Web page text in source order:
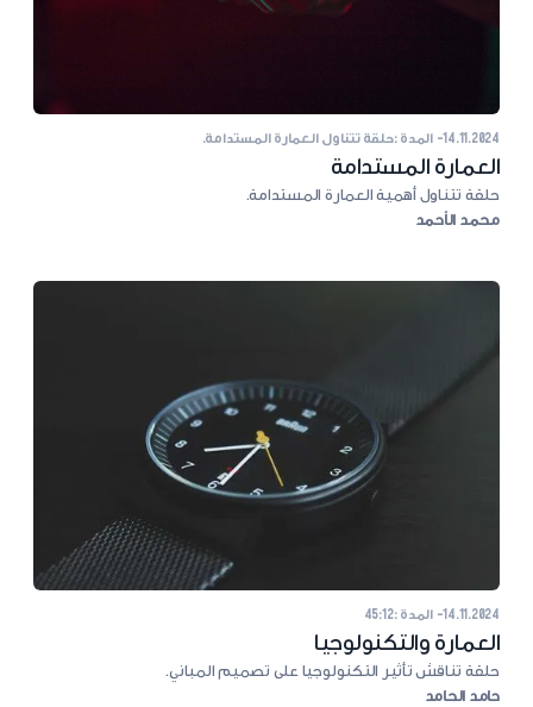
14.11.2024- المدة :حلقة تتناول العمارة المستدامة.
العمارة المستدامة
حلقة تتناول أهمية العمارة المستدامة.
محمد الأحمد
14.11.2024- المدة :45:12
العمارة والتكنولوجيا
حلقة تناقش تأثير التكنولوجيا على تصميم المباني.
حامد الحامد